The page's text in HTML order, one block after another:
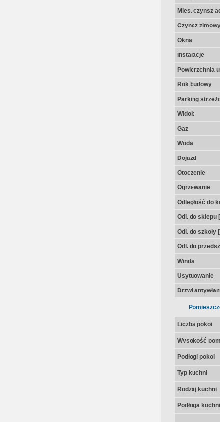
Mies. czynsz
Czynsz zimowy
Okna
Instalacje
Powierzchnia
Rok budowy
Parking
Widok
Gaz
Woda
Dojazd
Otoczenie
Ogrzewanie
Odległość do
Odl. do sklepu
Odl. do szkoły
Odl. do
Winda
Usytuowanie
Drzwi
Liczba pokoi
Wysokość
Podłogi pokoi
Typ kuchni
Rodzaj kuchni
Podłoga kuchni